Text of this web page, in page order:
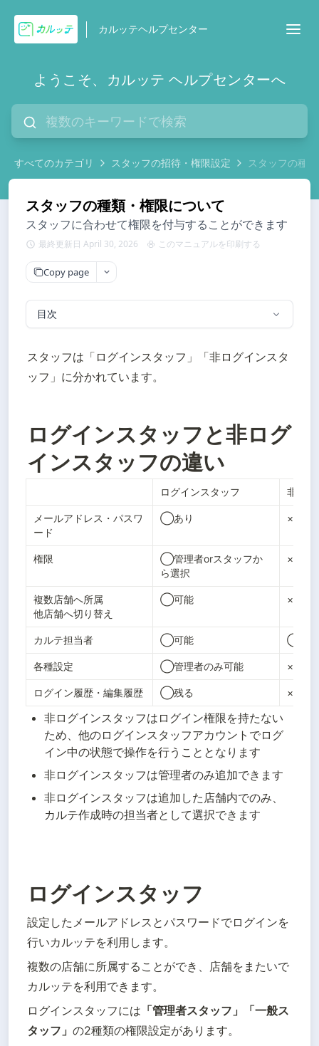
カルッテヘルプセンター
ようこそ、カルッテ ヘルプセンターへ
すべてのカテゴリ スタッフの招待・権限設定 スタッフの種
スタッフの種類・権限について
スタッフに合わせて権限を付与することができます
最終更新日 April 30, 2026 このマニュアルを印刷する
Copy page
目次
スタッフは「ログインスタッフ」「非ログインスタ
ッフ」に分かれています。
ログインスタッフと非ログ
インスタッフの違い
ログインスタッフ 非ロ
メールアドレス・パスワ
ード
◯あり ×なし
権限
◯管理者orスタッフか
ら選択
×なし
複数店舗へ所属
他店舗へ切り替え
◯可能 ×不可
カルテ担当者 ◯可能 ◯可
各種設定 ◯管理者のみ可能 ×不可
ログイン履歴・編集履歴 ◯残る ×残ら
非ログインスタッフはログイン権限を持たない
ため、他のログインスタッフアカウントでログ
イン中の状態で操作を行うこととなります
非ログインスタッフは管理者のみ追加できます
非ログインスタッフは追加した店舗内でのみ、
カルテ作成時の担当者として選択できます
ログインスタッフ
設定したメールアドレスとパスワードでログインを
行いカルッテを利用します。
複数の店舗に所属することができ、店舗をまたいで
カルッテを利用できます。
ログインスタッフには 「管理者スタッフ」「一般ス
タッフ」 の2種類の権限設定があります。